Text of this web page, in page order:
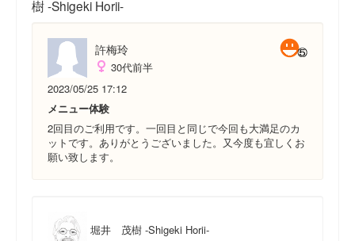
樹 -Shigeki Horii-
許梅玲
30代前半
2023/05/25 17:12
メニュー体験
2回目のご利用です。一回目と同じで今回も大満足のカ
ットです。ありがとうございました。又今度も宜しくお
願い致します。
堀井 茂樹 -Shigeki Horii-